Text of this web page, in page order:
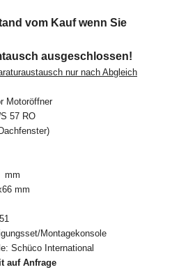
vom Kauf wenn Sie
ausgeschlossen!
nur nach Abgleich
Motoröffner
57 RO
mm
mm
Montagekonsole
Schüco International
auf Anfrage